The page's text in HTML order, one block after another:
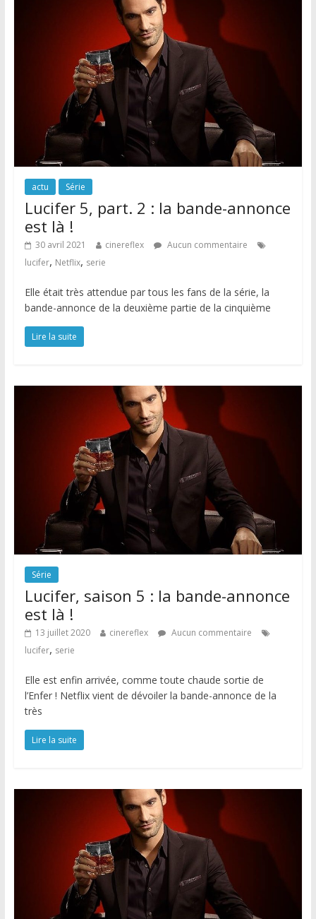
actu Série
Lucifer 5, part. 2 : la bande-annonce
est là !
30 avril 2021 cinereflex
Aucun commentaire
lucifer, Netflix, serie
Elle était très attendue par tous les fans de la série, la
bande-annonce de la deuxième partie de la cinquième
Lire la suite
Série
Lucifer, saison 5 : la bande-annonce
est là !
13 juillet 2020 cinereflex
Aucun commentaire
lucifer, serie
Elle est enfin arrivée, comme toute chaude sortie de
l’Enfer ! Netflix vient de dévoiler la bande-annonce de la
très
Lire la suite